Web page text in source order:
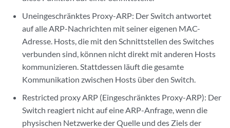
Uneingeschränktes Proxy-ARP: Der Switch antwortet
auf alle ARP-Nachrichten mit seiner eigenen MAC-
Adresse. Hosts, die mit den Schnittstellen des Switches
verbunden sind, können nicht direkt mit anderen Hosts
kommunizieren. Stattdessen läuft die gesamte
Kommunikation zwischen Hosts über den Switch.
Restricted proxy ARP (Eingeschränktes Proxy-ARP): Der
Switch reagiert nicht auf eine ARP-Anfrage, wenn die
physischen Netzwerke der Quelle und des Ziels der